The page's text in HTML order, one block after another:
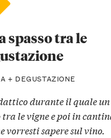
spasso tra le
+ DEGUSTAZIONE
durante il quale un
le vigne e poi in
sapere sul vino.